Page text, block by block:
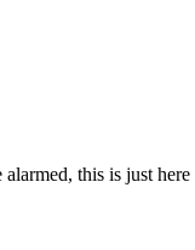
this is just